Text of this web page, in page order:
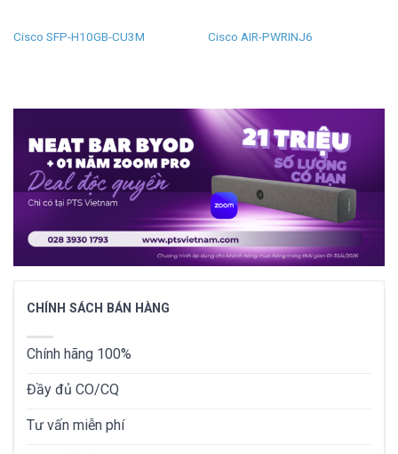
Cisco SFP-H10GB-CU3M Cisco AIR-PWRINJ6
CHÍNH SÁCH BÁN HÀNG
Chính hãng 100%
Đầy đủ CO/CQ
Tư vấn miễn phí